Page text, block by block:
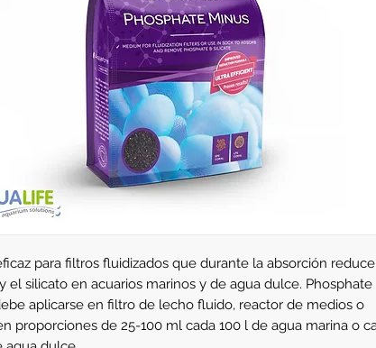
para filtros fluidizados que durante la absorción
el silicato en acuarios marinos y de agua dulce. Phosphate
aplicarse en filtro de lecho fluido, reactor de medios o
proporciones de 25-100 ml cada 100 l de agua marina o